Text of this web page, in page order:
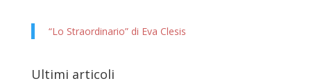
“Lo Straordinario” di Eva Clesis
Ultimi articoli